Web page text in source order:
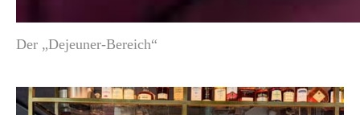
Der „Dejeuner-Bereich“